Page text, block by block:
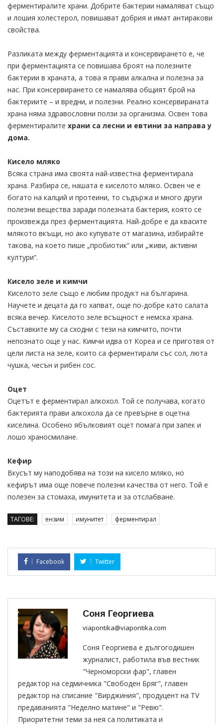
ферментиралите храни. Добрите бактерии намаляват също
и лошия холестерол, повишават добрия и имат антиракови
свойства.
Разликата между ферментацията и консервирането е, че
при ферментацията се повишава броят на полезните
бактерии в храната, а това я прави алкална и полезна за
нас. При консервирането се намалява общият брой на
бактериите – и вредни, и полезни. Реално консервираната
храна няма здравословни ползи за организма. Освен това
ферментиралите храни са лесни и евтини за направа у
дома.
Кисело мляко
Всяка страна има своята най-известна ферментирала
храна. Разбира се, нашата е киселото мляко. Освен че е
богато на калций и протеини, то съдържа и много други
полезни вещества заради полезната бактерия, която се
произвежда през ферментацията. Най-добре е да квасите
млякото вкъщи, но ако купувате от магазина, избирайте
такова, на което пише „пробиотик“ или „живи, активни
култури“.
Кисело зеле и кимчи
Киселото зеле също е любим продукт на българина.
Научете и децата да го хапват, още по-добре като салата
всяка вечер. Киселото зеле всъщност е немска храна.
Съставките му са сходни с тези на кимчито, почти
непознато още у нас. Кимчи идва от Кореа и се приготвя от
цели листа на зеле, които са ферментирали със сол, люта
чушка, чесън и рибен сос.
Оцет
Оцетът е ферментирал алкохол. Той се получава, когато
бактерията прави алкохола да се превърне в оцетна
киселина. Особено ябълковият оцет помага при запек и
лошо храносмилане.
Кефир
Вкусът му наподобява на този на кисело мляко, но
кефирът има още повече полезни качества от него. Той е
полезен за стомаха, имунитета и за отслабване.
ТАГОВЕ: ензим имунитет ферментирал
Facebook Twitter
Соня Георгиева
viapontika@viapontika.com
Соня Георгиева е дългогодишен
журналист, работила във вестник
"Черноморски фар", главен
редактор на седмичника "Свободен Бряг", главен
редактор на списание "Вирджиния", продуцент на TV
предаванията "Неделно матине" и "Ревю".
Приоритетни теми за нея са политиката и